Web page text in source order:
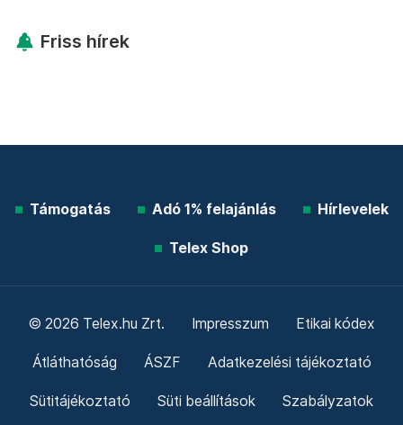
Friss hírek
Támogatás Adó 1% felajánlás Hírlevelek
Telex Shop
© 2026 Telex.hu Zrt. Impresszum Etikai kódex
Átláthatóság ÁSZF Adatkezelési tájékoztató
Sütitájékoztató Süti beállítások Szabályzatok